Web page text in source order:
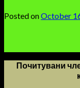
Posted onOctober
Почитувани